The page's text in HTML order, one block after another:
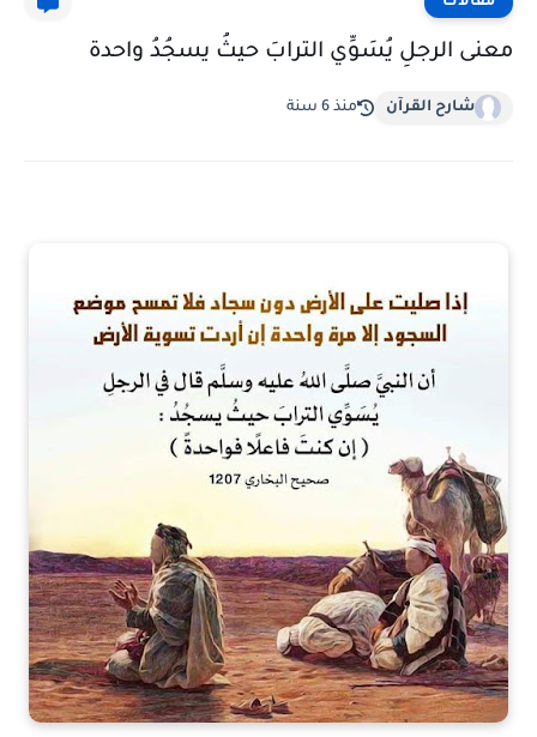
معنى الرجلِ يُسَوِّي الترابَ حيثُ يسجُدُ واحدة
شارح القرآن منذ 6 سنة